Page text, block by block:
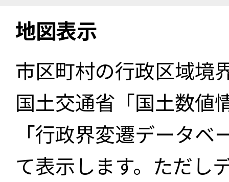
地図表示
市区町村の行政区域境
国土交通省「国土数値
「行政界変遷データ
て表示します。ただし